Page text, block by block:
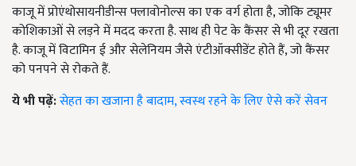
काजू में प्रोएंथोसायनीडीन्स फ्लावोनोल्स का एक वर्ग होता है, जोकि ट्यूमर
कोशिकाओं से लड़ने में मदद करता है. साथ ही पेट के कैंसर से भी दूर रखता
है. काजू में विटामिन ई और सेलेनियम जैसे एंटीऑक्सीडेंट होते हैं, जो कैंसर
को पनपने से रोकते हैं.
ये भी पढ़ें:सेहत का खजाना है बादाम, स्वस्थ रहने के लिए ऐसे करें सेवन